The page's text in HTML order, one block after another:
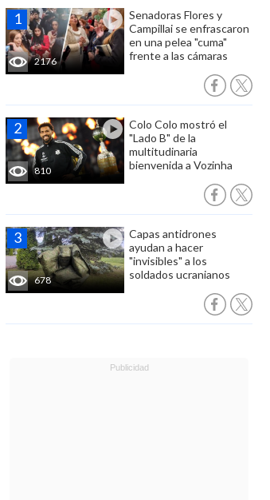
2176
Senadoras Flores y
Campillai se enfrascaron
en una pelea "cuma"
frente a las cámaras
810
Colo Colo mostró el
"Lado B" de la
multitudinaria
bienvenida a Vozinha
678
Capas antidrones
ayudan a hacer
"invisibles" a los
soldados ucranianos